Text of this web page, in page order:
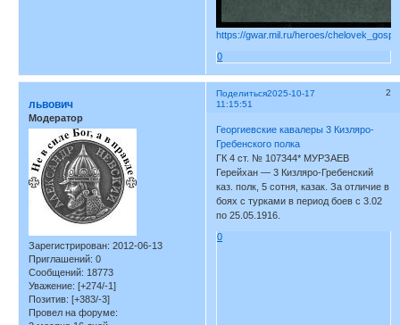
https://gwar.mil.ru/heroes/
0
Поделиться 2
2025-10-17
11:15:51
львович
Модератор
Зарегистрирован: 2012-06-13
Приглашений: 0
Сообщений: 18773
Уважение: [+274/-1]
Позитив: [+383/-3]
Провел на форуме:
Георгиевские кавалеры 3 Кизляро-
Гребенского полка
ГК 4 ст. № 107344* МУРЗАЕВ
Герейхан — 3 Кизляро-Гребенский
каз. полк, 5 сотня, казак. За отличие в
боях с турками в период боев с 3.02
по 25.05.1916.
0